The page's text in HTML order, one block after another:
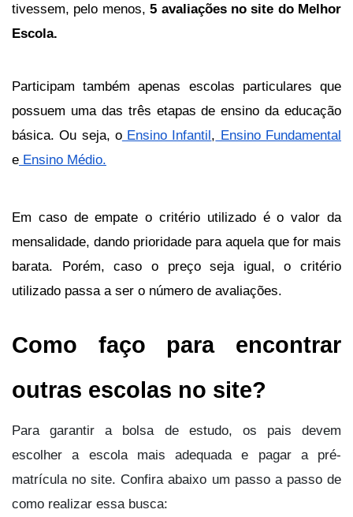
tivessem, pelo menos, 5 avaliações no site do Melhor
Escola.
Participam também apenas escolas particulares que
possuem uma das três etapas de ensino da educação
básica. Ou seja, o Ensino Infantil, Ensino Fundamental
e Ensino Médio.
Em caso de empate o critério utilizado é o valor da
mensalidade, dando prioridade para aquela que for mais
barata. Porém, caso o preço seja igual, o critério
utilizado passa a ser o número de avaliações.
﻿Como faço para encontrar
outras escolas no site?
Para garantir a bolsa de estudo, os pais devem
escolher a escola mais adequada e pagar a pré-
matrícula no site. Confira abaixo um passo a passo de
como realizar essa busca: